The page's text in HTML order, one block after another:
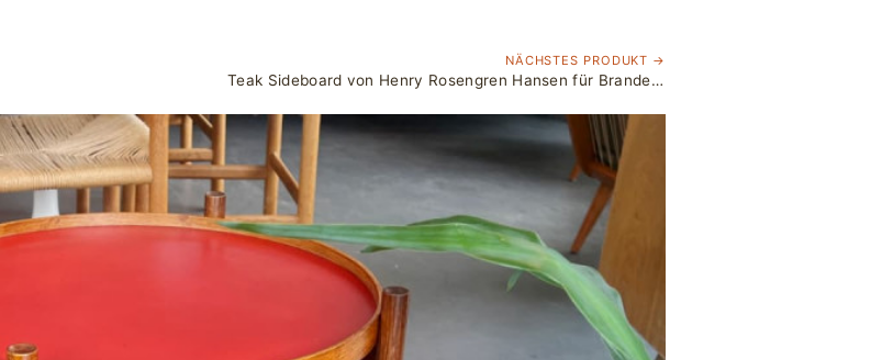
NÄCHSTES PRODUKT →
Teak Sideboard von Henry Rosengren Hansen für Brande Møbelindustri, Dänemark